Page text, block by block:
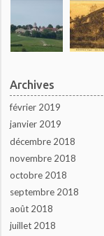
Archives
février 2019
janvier 2019
décembre 2018
novembre 2018
octobre 2018
septembre 2018
août 2018
juillet 2018